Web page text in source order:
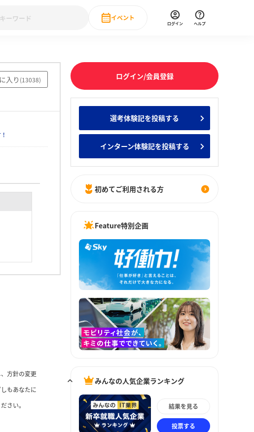
みんなの新卒就職人気企業ランキング みんなのインターン人気企業ランキ
28卒 IT・DX現場社員インタビュー
イベント
直近のイベント一覧
ログイン ヘルプ
入り (13038)
方針の変更
もあなたに
さい。
ログイン/会員登録
選考体験記を投稿する
インターン体験記を投稿する
初めてご利用される方
Feature特別企画
みんなの人気企業ランキング
結果を見る
投票する